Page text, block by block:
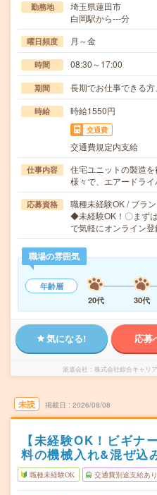
勤務地
埼玉県蓮田市
白岡駅から---分
曜日頻度 月～金
時間 08:30～17:00
期間 長期でお仕事できる方
時給 時給1550円
交通費
交通費規定内支給
仕事内容
住宅ユニットの製造
様々で、エアードラ
応募資格
職種未経験OK / ブラ
◆未経験OK！〇まず
で気軽にオンライン
職場の雰囲気
年齢層
20代
30代
気になる! 応募
派遣会社 株式会社綜合キャリ
未読 掲載日 2026/08/08
【未経験OK！ビギナ
料の機械入れ&混ぜ込
職種未経験OK 交通費別途支給あり